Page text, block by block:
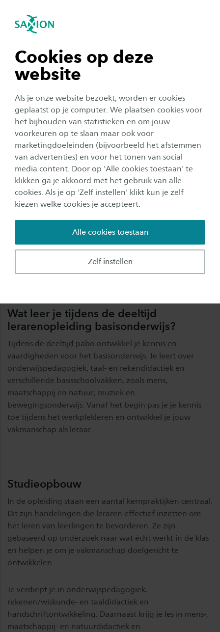
Cookies op deze
website
Als je onze website bezoekt, worden er cookies
geplaatst op je computer. We plaatsen cookies voor
het bijhouden van statistieken en om jouw
voorkeuren op te slaan maar ook voor
marketingdoeleinden (bijvoorbeeld het afstemmen
van advertenties) en voor het tonen van social
media content. Door op 'Alle cookies toestaan' te
klikken ga je akkoord met het gebruik van alle
cookies. Als je op 'Zelf instellen' klikt kun je zelf
kiezen welke cookies je accepteert.
Zelf instellen
Alle cookies toestaan
Navigatie openen
tonen
tonen
tonen
tonen
sluiten
Lerarenopleiding Basisonderwijs
Subnavigatie tonen
Studie-inhoud
De pabo in deeltijd duurt bij Saxion tussen de
twee en vier jaar. Vanaf het begin van je studie
loop je stage (werkplekleren). Je krijgt een breed
aanbod van vakken, zoals alle
basisschoolvakken en onderwijspedagogiek. Je
leert de theoretische kennis, vaardigheden en
didactische aanpakken van deze vakken.
Plaats
Deventer
Lesdagen
maandag 08.30-18.00 uur
Wat leer je tijdens de deeltijd
lerarenopleiding basisonderwijs?
Tijdens de deeltijd pabo ontwikkel je kennis en
vaardigheden voor het basisonderwijs. Je leert over
onderwijspedagogiek, taal- en rekendidactiek en
verschillende basisschoolvakken, zoals mens,
maatschappij en natuur, muziek en
bewegingsonderwijs. Vanaf het begin pas je je kennis
toe tijdens het werkplekleren en ontwikkel je jouw
vakmanschap als leraar.
Studieopbouw
In de opleiding staan een aantal kernpraktijken centraal.
Dit zijn handelingen die leraren effectief inzetten om
het leren van leerlingen te bevorderen. Ze zijn
gebaseerd op onderzoek naar wat écht werkt in de klas
en helpen je om je vakmanschap doelgericht te
ontwikkelen.
Je verdiept je in onderwijspedagogiek,
rekenen/wiskunde- en taaldidactiek en
handschriftontwikkeling. Daarnaast krijg je les in mens-,
maatschappij- en natuurdidactiek en